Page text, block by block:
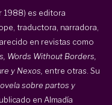
1988) es editora
traductora, narradora,
en revistas como
Words Without Borders,
y Nexos, entre otras. Su
sobre partos y
en Almadía